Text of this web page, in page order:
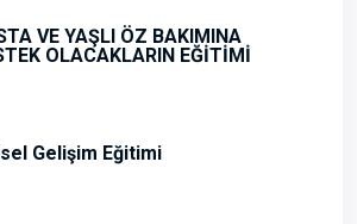
VE YAŞLI ÖZ BAKIMINA
OLACAKLARIN EĞİTİMİ
Gelişim Eğitimi